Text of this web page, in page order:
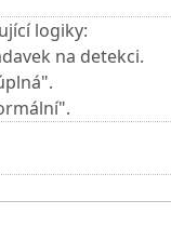
logiky:
na detekci.